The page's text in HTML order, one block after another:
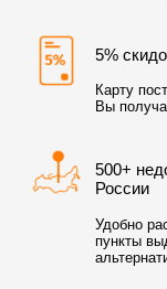
5%
Карту
Вы
500+
России
Удобно
пункты